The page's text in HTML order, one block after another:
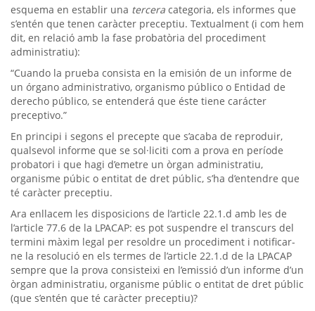
esquema en establir una tercera categoria, els informes que
s’entén que tenen caràcter preceptiu. Textualment (i com hem
dit, en relació amb la fase probatòria del procediment
administratiu):
“Cuando la prueba consista en la emisión de un informe de
un órgano administrativo, organismo público o Entidad de
derecho público, se entenderá que éste tiene carácter
preceptivo.”
En principi i segons el precepte que s’acaba de reproduir,
qualsevol informe que se sol·liciti com a prova en període
probatori i que hagi d’emetre un òrgan administratiu,
organisme púbic o entitat de dret públic, s’ha d’entendre que
té caràcter preceptiu.
Ara enllacem les disposicions de l’article 22.1.d amb les de
l’article 77.6 de la LPACAP: es pot suspendre el transcurs del
termini màxim legal per resoldre un procediment i notificar-
ne la resolució en els termes de l’article 22.1.d de la LPACAP
sempre que la prova consisteixi en l’emissió d’un informe d’un
òrgan administratiu, organisme públic o entitat de dret públic
(que s’entén que té caràcter preceptiu)?